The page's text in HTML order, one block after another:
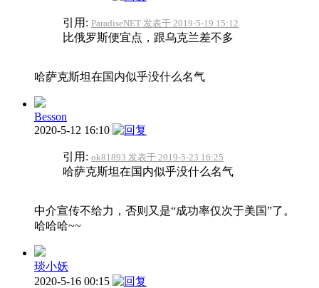
引用: ParadiseNET 发表于 2019-5-19 15:12
比俄罗斯便宜点，跟乌克兰差不多
哈萨克斯坦在国内似乎没什么名气
Besson
2020-5-12 16:10
引用: ok81893 发表于 2019-5-23 16:25
哈萨克斯坦在国内似乎没什么名气
中介宣传不给力，否则又是“成功率仅次于美国”了。
哈哈哈~~
琰小妖
2020-5-16 00:15